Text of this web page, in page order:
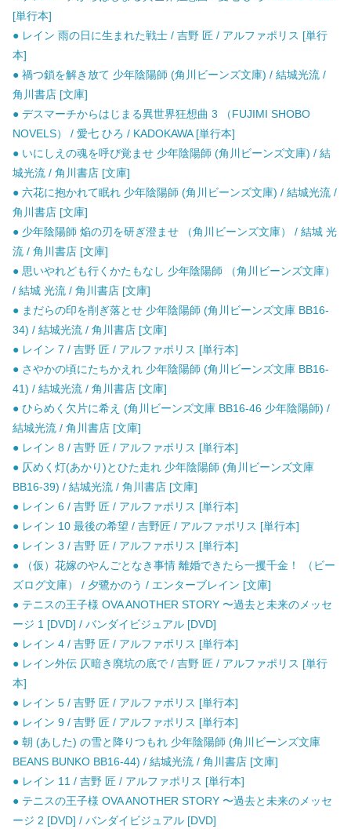
[単行本]
● レイン 雨の日に生まれた戦士 / 吉野 匠 / アルファポリス [単行
本]
● 禍つ鎖を解き放て 少年陰陽師 (角川ビーンズ文庫) / 結城光流 /
角川書店 [文庫]
● デスマーチからはじまる異世界狂想曲 3 （FUJIMI SHOBO
NOVELS） / 愛七 ひろ / KADOKAWA [単行本]
● いにしえの魂を呼び覚ませ 少年陰陽師 (角川ビーンズ文庫) / 結
城光流 / 角川書店 [文庫]
● 六花に抱かれて眠れ 少年陰陽師 (角川ビーンズ文庫) / 結城光流 /
角川書店 [文庫]
● 少年陰陽師 焔の刃を研ぎ澄ませ （角川ビーンズ文庫） / 結城 光
流 / 角川書店 [文庫]
● 思いやれども行くかたもなし 少年陰陽師 （角川ビーンズ文庫）
/ 結城 光流 / 角川書店 [文庫]
● まだらの印を削ぎ落とせ 少年陰陽師 (角川ビーンズ文庫 BB16-
34) / 結城光流 / 角川書店 [文庫]
● レイン 7 / 吉野 匠 / アルファポリス [単行本]
● さやかの頃にたちかえれ 少年陰陽師 (角川ビーンズ文庫 BB16-
41) / 結城光流 / 角川書店 [文庫]
● ひらめく欠片に希え (角川ビーンズ文庫 BB16-46 少年陰陽師) /
結城光流 / 角川書店 [文庫]
● レイン 8 / 吉野 匠 / アルファポリス [単行本]
● 仄めく灯(あかり)とひた走れ 少年陰陽師 (角川ビーンズ文庫
BB16-39) / 結城光流 / 角川書店 [文庫]
● レイン 6 / 吉野 匠 / アルファポリス [単行本]
● レイン 10 最後の希望 / 吉野匠 / アルファポリス [単行本]
● レイン 3 / 吉野 匠 / アルファポリス [単行本]
● （仮）花嫁のやんごとなき事情 離婚できたら一攫千金！ （ビー
ズログ文庫） / 夕鷺かのう / エンターブレイン [文庫]
● テニスの王子様 OVA ANOTHER STORY 〜過去と未来のメッセ
ージ 1 [DVD] / バンダイビジュアル [DVD]
● レイン 4 / 吉野 匠 / アルファポリス [単行本]
● レイン外伝 仄暗き廃坑の底で / 吉野 匠 / アルファポリス [単行
本]
● レイン 5 / 吉野 匠 / アルファポリス [単行本]
● レイン 9 / 吉野 匠 / アルファポリス [単行本]
● 朝 (あした) の雪と降りつもれ 少年陰陽師 (角川ビーンズ文庫
BEANS BUNKO BB16-44) / 結城光流 / 角川書店 [文庫]
● レイン 11 / 吉野 匠 / アルファポリス [単行本]
● テニスの王子様 OVA ANOTHER STORY 〜過去と未来のメッセ
ージ 2 [DVD] / バンダイビジュアル [DVD]